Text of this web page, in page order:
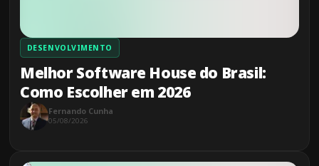
DESENVOLVIMENTO
Melhor Software House do Brasil:
Como Escolher em 2026
Fernando Cunha
05/08/2026